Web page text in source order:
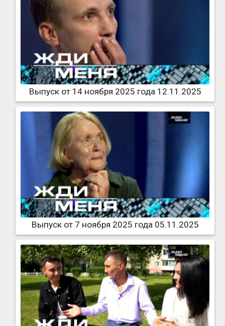
Выпуск от 14 ноября 2025 года 12.11.2025
Выпуск от 7 ноября 2025 года 05.11.2025